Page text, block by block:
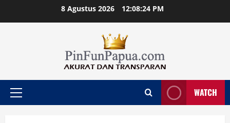
8 Agustus 2026 12:08:24 PM
Primary
WATCH